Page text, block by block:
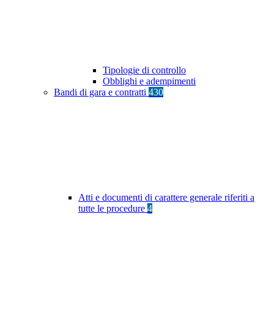
Tipologie di controllo
Obblighi e adempimenti
Bandi di gara e contratti 430
Atti e documenti di carattere generale riferiti a
tutte le procedure 4